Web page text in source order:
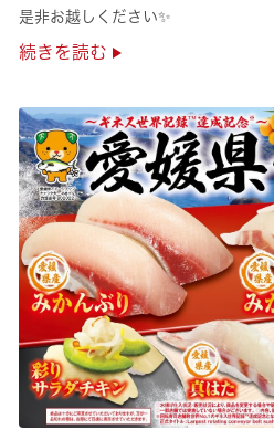
是非お越しください✨
続きを読む